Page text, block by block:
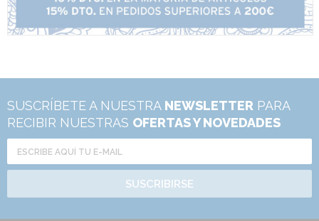
SUSCRÍBETE A NUESTRA NEWSLETTER PARA
RECIBIR NUESTRAS OFERTAS Y NOVEDADES
SUSCRIBIRSE